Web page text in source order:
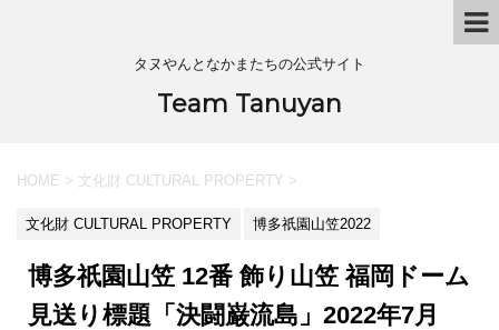
タヌやんとなかまたちの公式サイト
Team Tanuyan
HOME > 文化財 CULTURAL PROPERTY >
文化財 CULTURAL PROPERTY 博多祇園山笠2022
博多祇園山笠 12番 飾り山笠 福岡ドーム
見送り標題「決闘巌流島」2022年7月